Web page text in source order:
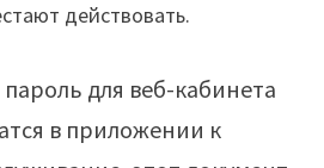
действовать.
для веб-кабинета
в приложении к